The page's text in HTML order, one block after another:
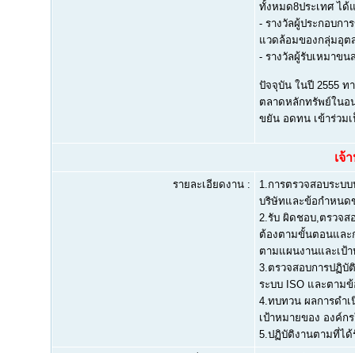
ทั้งหมด8ประเทศ ได้
- รางวัลผู้ประกอบก
แวดล้อมของกลุ่มอุต
- รางวัลผู้รับเหมาข
ปัจจุบัน ในปี 2555 ท
ตลาดหลักทรัพย์ในอ
ขยัน อดทน เข้าร่วม
เจ้
รายละเอียดงาน :
1.การตรวจสอบระบ
บริษัทและข้อกำหนด
2.รับ ผิดชอบ,ตรวจส
ต้องตามขั้นตอนและ
ตามแผนงานและเป้
3.ตรวจสอบการปฏิบั
ระบบ ISO และตาม
4.ทบทวน ผลการดำ
เป้าหมายของ องค์ก
5.ปฏิบัติงานตามที่ไ